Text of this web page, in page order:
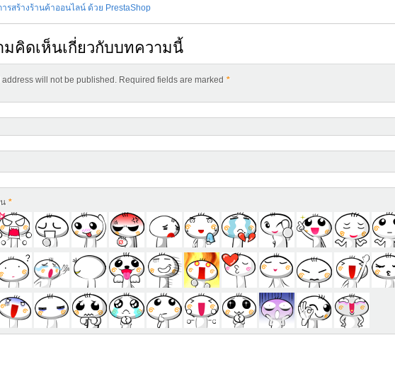
ารสร้างร้านค้าออนไลน์ ด้วย PrestaShop
มคิดเห็นเกี่ยวกับบทความนี้
address will not be published. Required fields are marked *
*